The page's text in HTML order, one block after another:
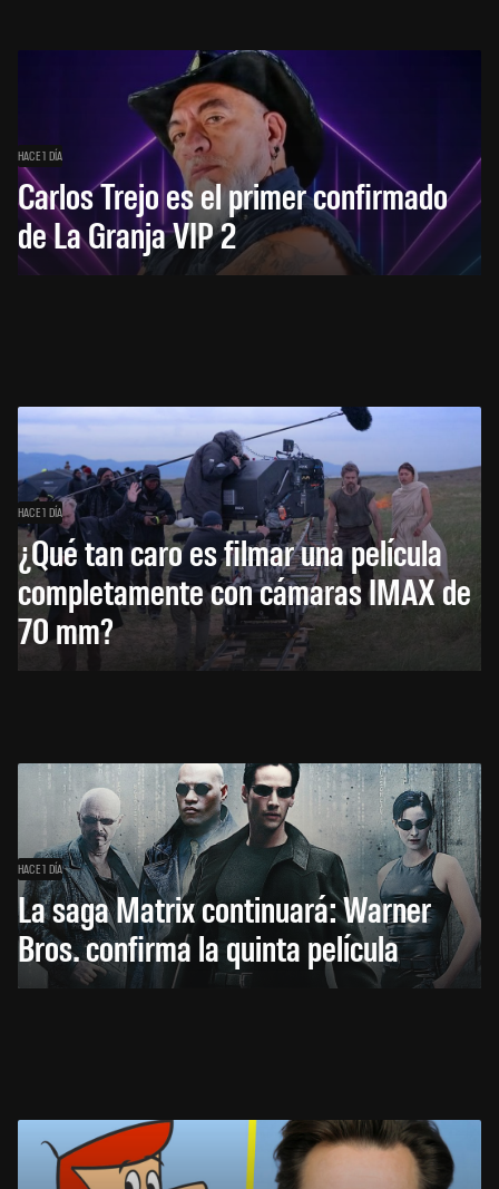
HACE 1 DÍA
Carlos Trejo es el primer confirmado
de La Granja VIP 2
HACE 1 DÍA
¿Qué tan caro es filmar una película
completamente con cámaras IMAX de
70 mm?
HACE 1 DÍA
La saga Matrix continuará: Warner
Bros. confirma la quinta película